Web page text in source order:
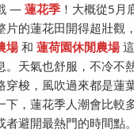
—蓮花季！大概從5月
片的蓮花田開得超壯觀
場和 蓮荷園休閒農場
。天氣也舒服，不冷不
穿梭，風吹過來都是蓮
下，蓮花季人潮會比較
者避開最熱門的時間點。